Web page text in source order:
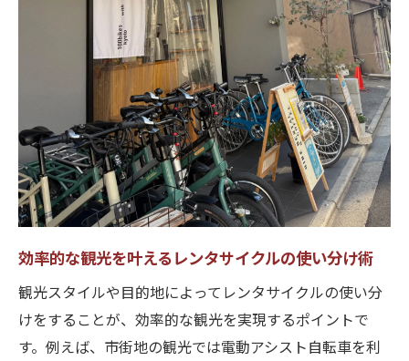
効率的な観光を叶えるレンタサイクルの使い分け術
観光スタイルや目的地によってレンタサイクルの使い分
けをすることが、効率的な観光を実現するポイントで
す。例えば、市街地の観光では電動アシスト自転車を利